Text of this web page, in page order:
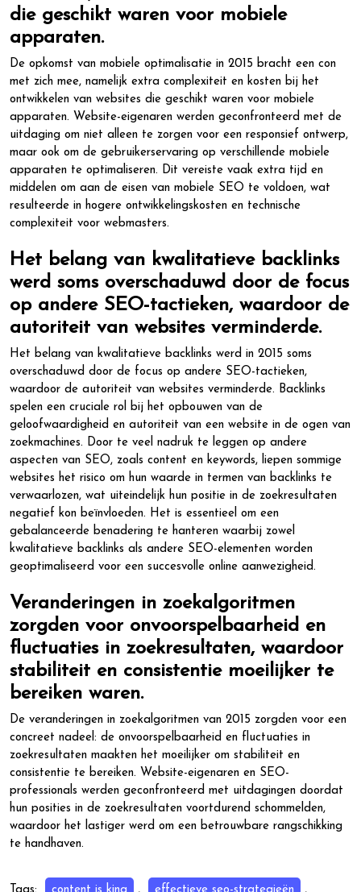
die geschikt waren voor mobiele
apparaten.
De opkomst van mobiele optimalisatie in 2015 bracht een con
met zich mee, namelijk extra complexiteit en kosten bij het
ontwikkelen van websites die geschikt waren voor mobiele
apparaten. Website-eigenaren werden geconfronteerd met de
uitdaging om niet alleen te zorgen voor een responsief ontwerp,
maar ook om de gebruikerservaring op verschillende mobiele
apparaten te optimaliseren. Dit vereiste vaak extra tijd en
middelen om aan de eisen van mobiele SEO te voldoen, wat
resulteerde in hogere ontwikkelingskosten en technische
complexiteit voor webmasters.
Het belang van kwalitatieve backlinks
werd soms overschaduwd door de focus
op andere SEO-tactieken, waardoor de
autoriteit van websites verminderde.
Het belang van kwalitatieve backlinks werd in 2015 soms
overschaduwd door de focus op andere SEO-tactieken,
waardoor de autoriteit van websites verminderde. Backlinks
spelen een cruciale rol bij het opbouwen van de
geloofwaardigheid en autoriteit van een website in de ogen van
zoekmachines. Door te veel nadruk te leggen op andere
aspecten van SEO, zoals content en keywords, liepen sommige
websites het risico om hun waarde in termen van backlinks te
verwaarlozen, wat uiteindelijk hun positie in de zoekresultaten
negatief kon beïnvloeden. Het is essentieel om een
gebalanceerde benadering te hanteren waarbij zowel
kwalitatieve backlinks als andere SEO-elementen worden
geoptimaliseerd voor een succesvolle online aanwezigheid.
Veranderingen in zoekalgoritmen
zorgden voor onvoorspelbaarheid en
fluctuaties in zoekresultaten, waardoor
stabiliteit en consistentie moeilijker te
bereiken waren.
De veranderingen in zoekalgoritmen van 2015 zorgden voor een
concreet nadeel: de onvoorspelbaarheid en fluctuaties in
zoekresultaten maakten het moeilijker om stabiliteit en
consistentie te bereiken. Website-eigenaren en SEO-
professionals werden geconfronteerd met uitdagingen doordat
hun posities in de zoekresultaten voortdurend schommelden,
waardoor het lastiger werd om een betrouwbare rangschikking
te handhaven.